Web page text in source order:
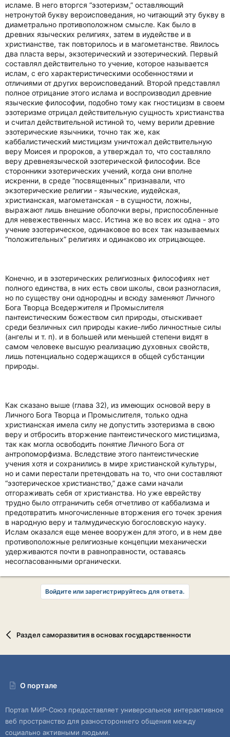
исламе. В него вторгся “эзотеризм,” оставляющий
нетронутой букву вероисповедания, но читающий эту букву в
диаметрально противоположном смысле. Как было в
древних языческих религиях, затем в иудействе и в
христианстве, так повторилось и в магометанстве. Явилось
два пласта веры, экзотерический и эзотерический. Первый
составлял действительно то учение, которое называется
ислам, с его характеристическими особенностями и
отличиями от других вероисповеданий. Второй представлял
полное отрицание этого ислама и воспроизводил древние
языческие философии, подобно тому как гностицизм в своем
эзотеризме отрицал действительную сущность христианства
и считал действительной истиной то, чему верили древние
эзотерические язычники, точно так же, как
каббалистический мистицизм уничтожал действительную
веру Моисея и пророков, а утверждал то, что составляло
веру древнеязыческой эзотерической философии. Все
сторонники эзотерических учений, когда они вполне
искренни, в среде “посвященных” признавали, что
экзотерические религии - языческие, иудейская,
христианская, магометанская - в сущности, ложны,
выражают лишь внешние оболочки веры, приспособленные
для невежественных масс. Истина же во всех их одна - это
учение эзотерическое, одинаковое во всех так называемых
“положительных” религиях и одинаково их отрицающее.
Конечно, и в эзотерических религиозных философиях нет
полного единства, в них есть свои школы, свои разногласия,
но по существу они однородны и всюду заменяют Личного
Бога Творца Вседержителя и Промыслителя
пантеистическим божеством сил природы, отыскивает
среди безличных сил природы какие-либо личностные силы
(ангелы и т. п). и в большей или меньшей степени видят в
самом человеке высшую реализацию духовных свойств,
лишь потенциально содержащихся в общей субстанции
природы.
Как сказано выше (глава 32), из имеющих основой веру в
Личного Бога Творца и Промыслителя, только одна
христианская имела силу не допустить эзотеризма в свою
веру и отбросить вторжение пантеистического мистицизма,
так как могла освободить понятие Личного Бога от
антропоморфизма. Вследствие этого пантеистические
учения хотя и сохранились в мире христианской культуры,
но и сами перестали претендовать на то, что они составляют
“эзотерическое христианство,” даже сами начали
отгораживать себя от христианства. Но уже еврейству
трудно было отграничить себя отчетливо от каббализма и
предотвратить многочисленные вторжения его точек зрения
в народную веру и талмудическую богословскую науку.
Ислам оказался еще менее вооружен для этого, и в нем две
противоположные религиозные концепции механически
удерживаются почти в равноправности, оставаясь
несогласованными органически.
Войдите или зарегистрируйтесь для ответа.
Раздел саморазвития в основах государственности
О портале
Портал МИР-Союз предоставляет универсальное интерактивное
веб пространство для разностороннего общения между
социально активными людьми.